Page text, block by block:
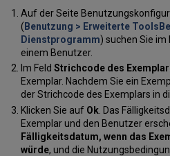
Auf der Seite
( Benutzung > Erweiterte
Dienstprogramm) suchen Sie im
einem Benutzer.
Im Feld Strichcode des
Exemplar. Nachdem Sie ein
der Strichcode des Exemplars in
Klicken Sie auf Ok. Das
Exemplar und den Benutzer
Fälligkeitsdatum, wenn das
würde, und die